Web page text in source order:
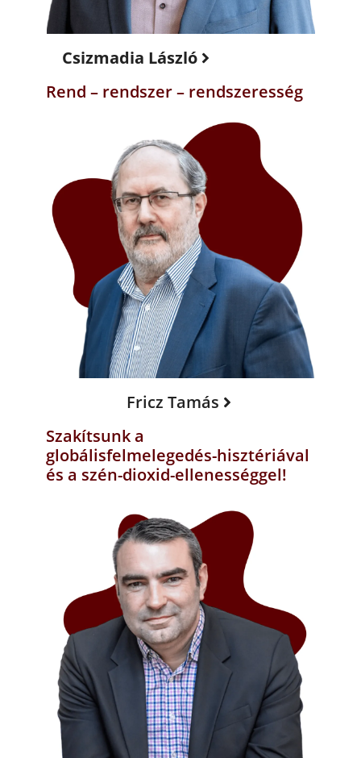
Csizmadia László
Rend – rendszer – rendszeresség
Fricz Tamás
Szakítsunk a
globálisfelmelegedés-hisztériával
és a szén-dioxid-ellenességgel!